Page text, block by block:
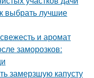
выбрать лучшие
и аромат
заморозков:
замерзшую капусту